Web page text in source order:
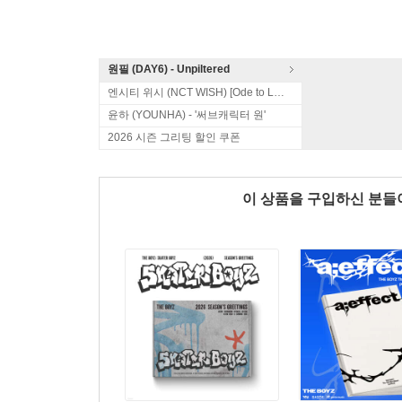
원필 (DAY6) - Unpiltered
엔시티 위시 (NCT WISH) [Ode to Love]
윤하 (YOUNHA) - '써브캐릭터 원'
2026 시즌 그리팅 할인 쿠폰
이 상품을 구입하신 분